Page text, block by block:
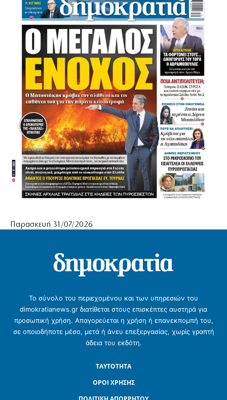
Παρασκευή 31/07/2026
Το σύνολο του περιεχομένου και των υπηρεσιών του
dimokratianews.gr διατίθεται στους επισκέπτες αυστηρά για
προσωπική χρήση. Απαγορεύεται η χρήση ή επανεκπομπή του,
σε οποιοδήποτε μέσο, μετά ή άνευ επεξεργασίας, χωρίς γραπτή
άδεια του εκδότη.
ΤΑΥΤΟΤΗΤΑ
ΟΡΟΙ ΧΡΗΣΗΣ